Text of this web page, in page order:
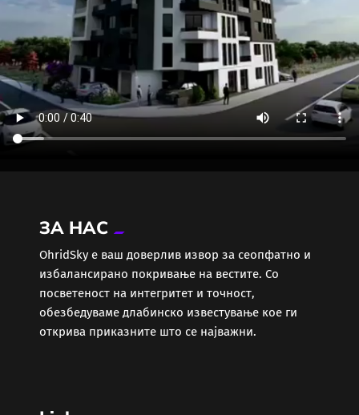
ЗА НАС
ОhridSky е ваш доверлив извор за сеопфатно и
избалансирано покривање на вестите. Со
посветеност на интегритет и точност,
обезбедуваме длабинско известување кое ги
открива приказните што се најважни.